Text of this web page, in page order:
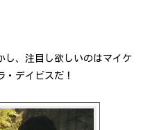
し、注目し欲しいのはマイケ
デイビスだ！